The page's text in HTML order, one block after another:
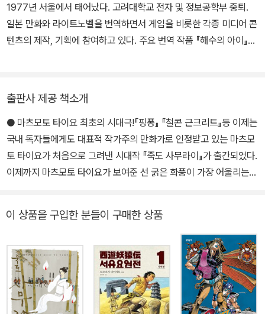
7) 『Sunny』(2011) 『루브르의 고양이(2017)』 『동경일일(2021)』
1977년 서울에서 태어났다. 고려대학교 전자 및 정보공학부 중퇴.
일본 만화와 라이트노벨을 번역하면서 게임을 비롯한 각종 미디어 콘
텐츠의 제작, 기획에 참여하고 있다. 주요 번역 작품 『해수의 아이』
출판사 제공 책소개
● 마츠모토 타이요 최초의 시대극!『핑퐁』 『철콘 근크리트』등 이제는
국내 독자들에게도 대표적 작가주의 만화가로 인정받고 있는 마츠모
토 타이요가 처음으로 그려낸 시대작 『죽도 사무라이』가 출간되었다.
이제까지 마츠모토 타이요가 보여준 선 굵은 화풍이 가장 어울리는
요와 시대극은 어쩌면 지금까지 가장 고대해왔던 이상적 조합일지도
모른다.『죽도 사무라이』는 마츠모토 타이요의 만화세계에 있어 선배
이자 동반자인 에이후쿠 잇세이의 스토리를 바탕으로 그려낸 작품이
다. 이는 곧 마츠모토 타이요가 그간 스토리에 있어 다소 잔뜩 힘이 들
어가 있다는 평가에서 벗어나 자유롭게 그림에 매진할 수 있는 토양
이 되었고, 그 결과 『죽도 사무라이』의 그림 완성도는 이제까지 그가
이 상품을 구입한 분들이 구매한 상품